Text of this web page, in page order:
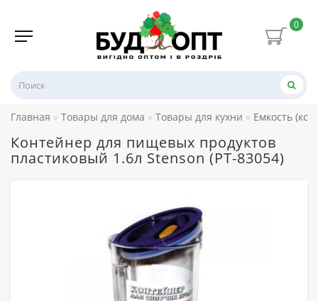
0
Главная Товары для дома Товары для кухни Емкость
Контейнер для пищевых продуктов
пластиковый 1.6л Stenson (PT-83054)